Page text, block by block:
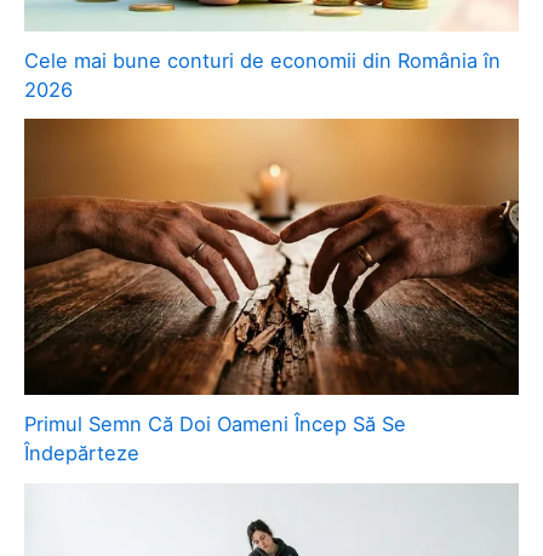
Cele mai bune conturi de economii din România în
2026
Primul Semn Că Doi Oameni Încep Să Se
Îndepărteze